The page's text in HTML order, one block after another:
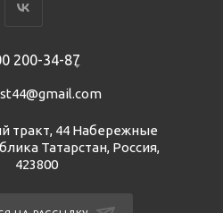
200-34-87
тракт, 44 Набережные
Татарстан, Россия,
423800